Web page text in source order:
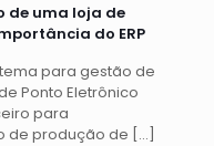
de uma loja de
do ERP
para gestão de
Ponto Eletrônico
para
de produção de […]